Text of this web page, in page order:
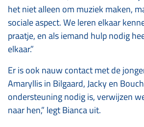
het niet alleen om muziek maken,
sociale aspect. We leren elkaar
praatje, en als iemand hulp nodig
elkaar.”
Er is ook nauw contact met de
Amaryllis in Bilgaard, Jacky en
ondersteuning nodig is, verwijzen
naar hen,” legt Bianca uit.